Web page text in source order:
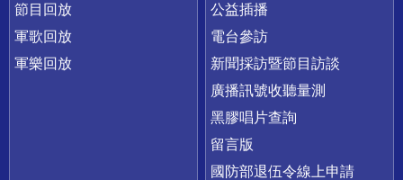
節目回放
軍歌回放
軍樂回放
公益插播
電台參訪
新聞採訪暨節目訪談
廣播訊號收聽量測
黑膠唱片查詢
留言版
國防部退伍令線上申請